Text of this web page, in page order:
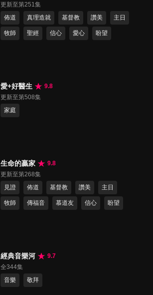
更新至第251集
佈道
真理造就 基督教 讚美 主日
牧師 聖經 信心 愛心 盼望
愛+好醫生
9.8
更新至第508集
家庭
生命的贏家
9.8
更新至第268集
見證
佈道 基督教 讚美 主日
牧師 傳福音 慕道友 信心 盼望
經典音樂河
9.7
全344集
音樂
敬拜